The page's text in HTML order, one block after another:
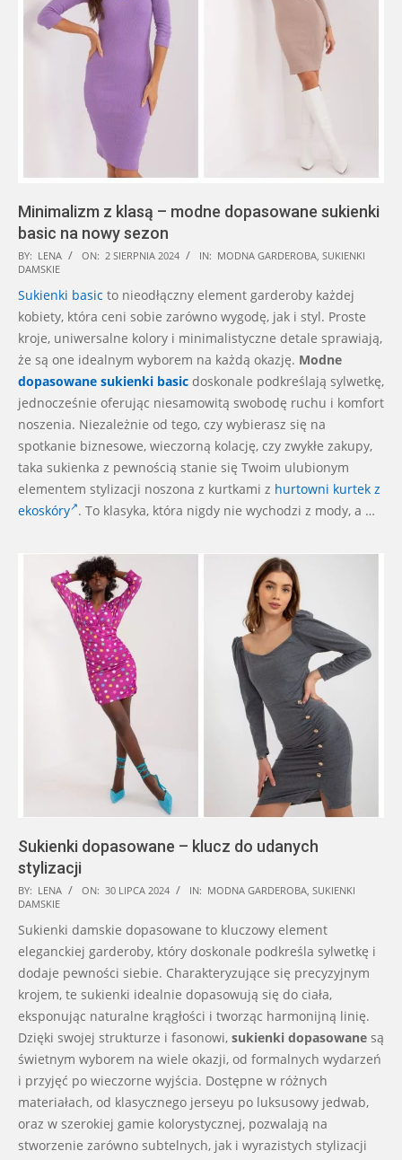
Minimalizm z klasą – modne dopasowane sukienki
basic na nowy sezon
2024-
08-
02
BY: LENA ON: 2 SIERPNIA 2024 IN: MODNA GARDEROBA SUKIENKI
DAMSKIE
Sukienki basic to nieodłączny element garderoby każdej
kobiety, która ceni sobie zarówno wygodę, jak i styl. Proste
kroje, uniwersalne kolory i minimalistyczne detale sprawiają,
że są one idealnym wyborem na każdą okazję. Modne
dopasowane sukienki basic doskonale podkreślają sylwetkę,
jednocześnie oferując niesamowitą swobodę ruchu i komfort
noszenia. Niezależnie od tego, czy wybierasz się na
spotkanie biznesowe, wieczorną kolację, czy zwykłe zakupy,
taka sukienka z pewnością stanie się Twoim ulubionym
elementem stylizacji noszona z kurtkami z hurtowni kurtek z
ekoskóry . To klasyka, która nigdy nie wychodzi z mody, a …
Sukienki dopasowane – klucz do udanych
stylizacji
2024-
07-
30
BY: LENA ON: 30 LIPCA 2024 IN: MODNA GARDEROBA, SUKIENKI
DAMSKIE
Sukienki damskie dopasowane to kluczowy element
eleganckiej garderoby, który doskonale podkreśla sylwetkę i
dodaje pewności siebie. Charakteryzujące się precyzyjnym
krojem, te sukienki idealnie dopasowują się do ciała,
eksponując naturalne krągłości i tworząc harmonijną linię.
Dzięki swojej strukturze i fasonowi, sukienki dopasowane są
świetnym wyborem na wiele okazji, od formalnych wydarzeń
i przyjęć po wieczorne wyjścia. Dostępne w różnych
materiałach, od klasycznego jerseyu po luksusowy jedwab,
oraz w szerokiej gamie kolorystycznej, pozwalają na
stworzenie zarówno subtelnych, jak i wyrazistych stylizacji